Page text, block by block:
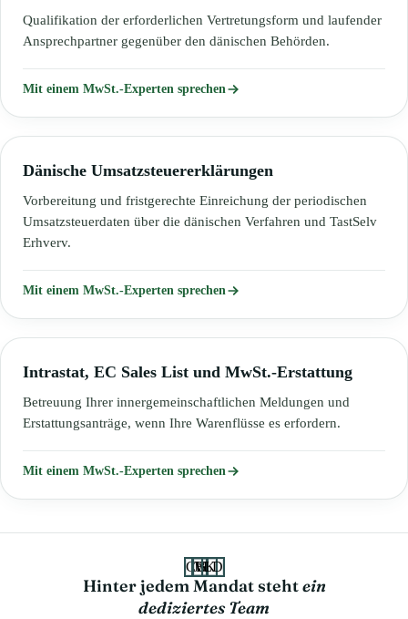
Qualifikation der erforderlichen Vertretungsform und laufender
Ansprechpartner gegenüber den dänischen Behörden.
Mit einem MwSt.-Experten sprechen
Dänische Umsatzsteuererklärungen
Vorbereitung und fristgerechte Einreichung der periodischen
Umsatzsteuerdaten über die dänischen Verfahren und TastSelv
Erhverv.
Mit einem MwSt.-Experten sprechen
Intrastat, EC Sales List und MwSt.-Erstattung
Betreuung Ihrer innergemeinschaftlichen Meldungen und
Erstattungsanträge, wenn Ihre Warenflüsse es erfordern.
Mit einem MwSt.-Experten sprechen
CB
JS
VK
LD
Hinter jedem Mandat stehtein
dediziertes Team